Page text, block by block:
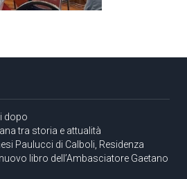
dopo
tra storia e attualità
Paulucci di Calboli, Residenza
nuovo libro dell’Ambasciatore Gaetano